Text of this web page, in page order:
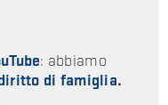
: abbiamo
di famiglia.